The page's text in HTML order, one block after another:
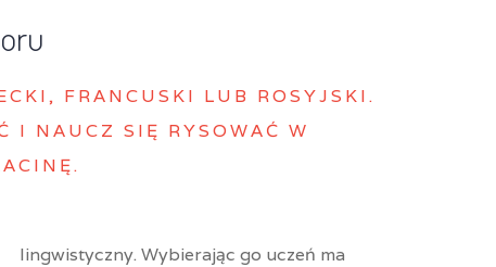
FRANCUSKI LUB ROSYJSKI.
I NAUCZ SIĘ RYSOWAĆ W
lingwistyczny. Wybierając go uczeń ma